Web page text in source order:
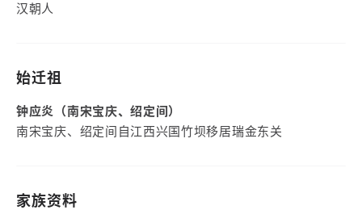
汉朝人
始迁祖
钟应炎（南宋宝庆、绍定间）
南宋宝庆、绍定间自江西兴国竹坝移居瑞金东关
家族资料